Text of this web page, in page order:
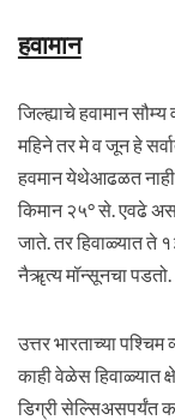
हवामान
जिल्ह्याचे हवामान
महिने तर मे व जून हे
हवमान येथेआढळत
किमान २५° से. एवढे
जाते. तर हिवाळ्यात ते
नैॠत्य मॉन्सूनचा पडतो.
उत्तर भारताच्या
काही वेळेस हिवाळ्यात
डिग्री सेल्सिअसपर्यंत